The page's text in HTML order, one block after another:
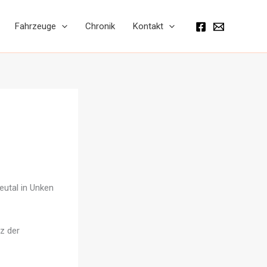
Fahrzeuge Chronik Kontakt
in Unken
der